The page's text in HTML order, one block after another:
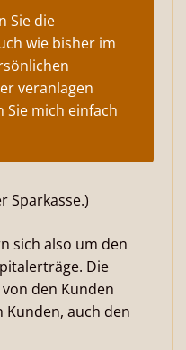
Sie die
wie bisher im
veranlagen
Sie mich einfach
Sparkasse.)
sich also um den
Die
den Kunden
Kunden, auch den